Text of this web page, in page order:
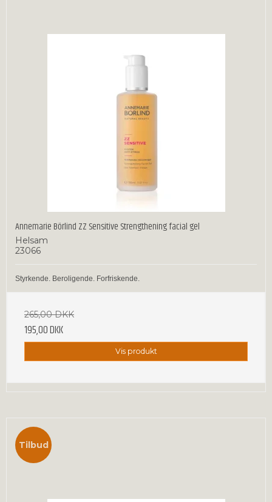
Annemarie Börlind ZZ Sensitive Strengthening facial gel
Helsam
23066
Styrkende. Beroligende. Forfriskende.
265,00 DKK
195,00 DKK
Vis produkt
Tilbud